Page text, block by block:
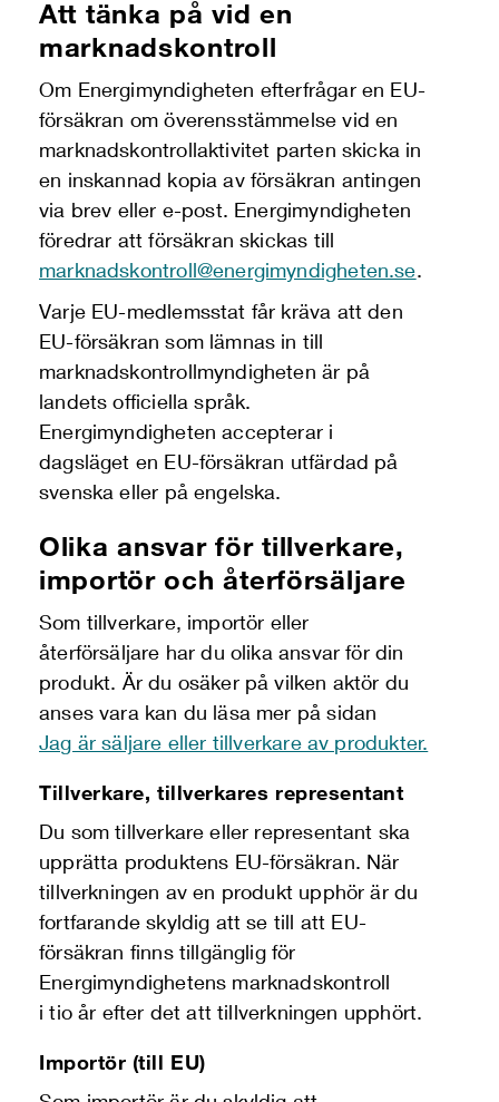
Att tänka på vid en
marknadskontroll
Om Energimyndigheten efterfrågar en EU-
försäkran om överensstämmelse vid en
marknadskontrollaktivitet parten skicka in
en inskannad kopia av försäkran antingen
via brev eller e-post. Energimyndigheten
föredrar att försäkran skickas till
marknadskontroll@energimyndigheten.se.
Varje EU-medlemsstat får kräva att den
EU-försäkran som lämnas in till
marknadskontrollmyndigheten är på
landets officiella språk.
Energimyndigheten accepterar i
dagsläget en EU-försäkran utfärdad på
svenska eller på engelska.
Olika ansvar för tillverkare,
importör och återförsäljare
Som tillverkare, importör eller
återförsäljare har du olika ansvar för din
produkt. Är du osäker på vilken aktör du
anses vara kan du läsa mer på sidan
Jag är säljare eller tillverkare av produkter.
Tillverkare, tillverkares representant
Du som tillverkare eller representant ska
upprätta produktens EU-försäkran. När
tillverkningen av en produkt upphör är du
fortfarande skyldig att se till att EU-
försäkran finns tillgänglig för
Energimyndighetens marknadskontroll
i tio år efter det att tillverkningen upphört.
Importör (till EU)